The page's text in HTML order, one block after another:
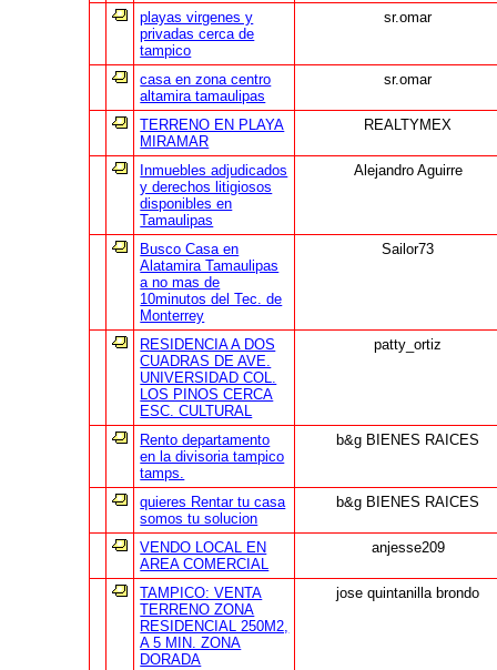
playas virgenes y
privadas cerca de
tampico
sr.omar
casa en zona centro
altamira tamaulipas
sr.omar
TERRENO EN PLAYA
MIRAMAR
REALTYMEX
Inmuebles adjudicados
y derechos litigiosos
disponibles en
Tamaulipas
Alejandro Aguirre
Busco Casa en
Alatamira Tamaulipas
a no mas de
10minutos del Tec. de
Monterrey
Sailor73
RESIDENCIA A DOS
CUADRAS DE AVE.
UNIVERSIDAD COL.
LOS PINOS CERCA
ESC. CULTURAL
patty_ortiz
Rento departamento
en la divisoria tampico
tamps.
b&g BIENES RAICES
quieres Rentar tu casa
somos tu solucion
b&g BIENES RAICES
VENDO LOCAL EN
AREA COMERCIAL
anjesse209
TAMPICO: VENTA
TERRENO ZONA
RESIDENCIAL 250M2,
A 5 MIN. ZONA
DORADA
jose quintanilla brondo